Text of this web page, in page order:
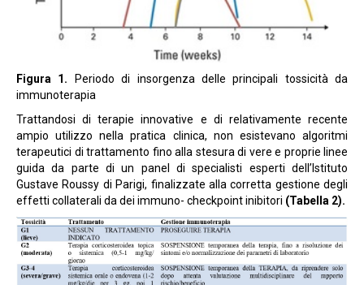
Figura 1.
Periodo di insorgenza delle principali tossicità da
immunoterapia
Trattandosi di terapie innovative e di relativamente recente
ampio utilizzo nella pratica clinica, non esistevano algoritmi
terapeutici di trattamento fino alla stesura di vere e proprie linee
guida da parte di un panel di specialisti esperti dell’Istituto
Gustave Roussy di Parigi, finalizzate alla corretta gestione degli
effetti collaterali da dei immuno- checkpoint inibitori (Tabella 2).